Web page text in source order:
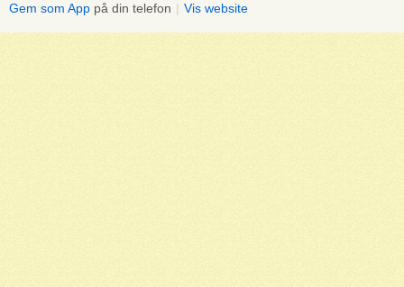
Gem som App på din telefon | Vis website